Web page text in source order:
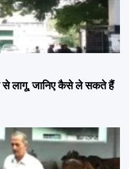
से लागू, जानिए कैसे ले सकते हैं